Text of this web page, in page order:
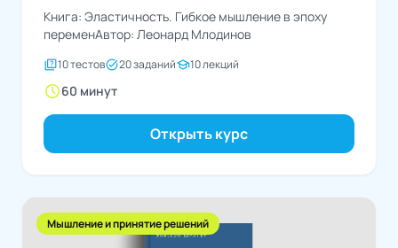
Книга: Эластичность. Гибкое мышление в эпоху
переменАвтор: Леонард Млодинов
quiz10 тестовtask_alt20 заданийschool10 лекций
schedule60 минут
Открыть курс
Мышление и принятие решений